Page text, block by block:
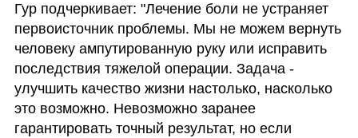
Гур подчеркивает: "Лечение боли не устраняет
первоисточник проблемы. Мы не можем вернуть
человеку ампутированную руку или исправить
последствия тяжелой операции. Задача -
улучшить качество жизни настолько, насколько
это возможно. Невозможно заранее
гарантировать точный результат, но если